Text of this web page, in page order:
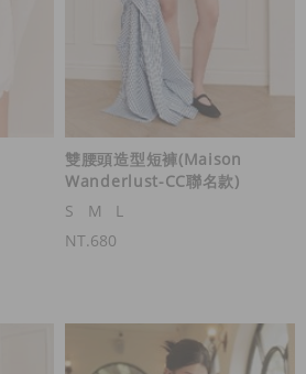
雙腰頭造型短褲(Maison
Wanderlust-CC聯名款)
S
M
L
NT.680